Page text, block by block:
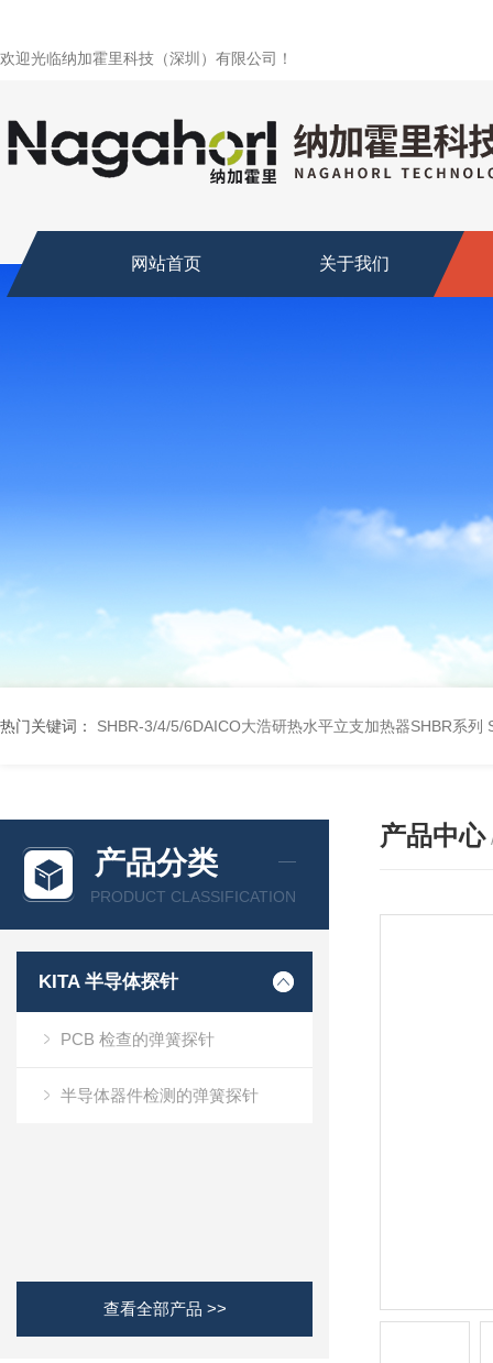
欢迎光临纳加霍里科技（深圳）有限公司！
网站首页 关于我们
热门关键词： SHBR-3/4/5/6DAICO大浩研热水平立支加热器SHBR系列
产品分类
PRODUCT CLASSIFICATION
KITA 半导体探针
PCB 检查的弹簧探针
半导体器件检测的弹簧探针
查看全部产品 >>
产品中心